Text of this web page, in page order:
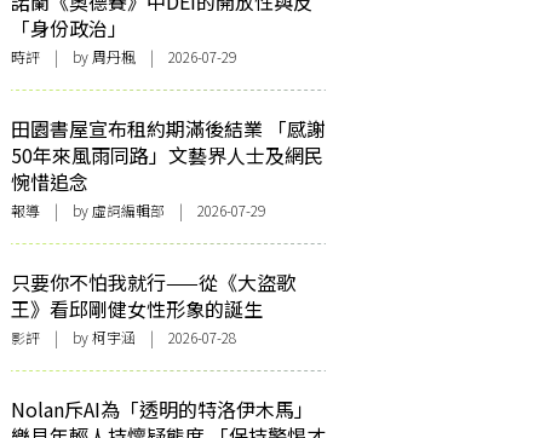
「身份政治」
時評 | by 周丹楓 | 2026-07-29
田園書屋宣布租約期滿後結業 「感謝
50年來風雨同路」文藝界人士及網民
惋惜追念
報導 | by 虛詞編輯部 | 2026-07-29
只要你不怕我就行——從《大盜歌
王》看邱剛健女性形象的誕生
影評 | by 柯宇涵 | 2026-07-28
Nolan斥AI為「透明的特洛伊木馬」